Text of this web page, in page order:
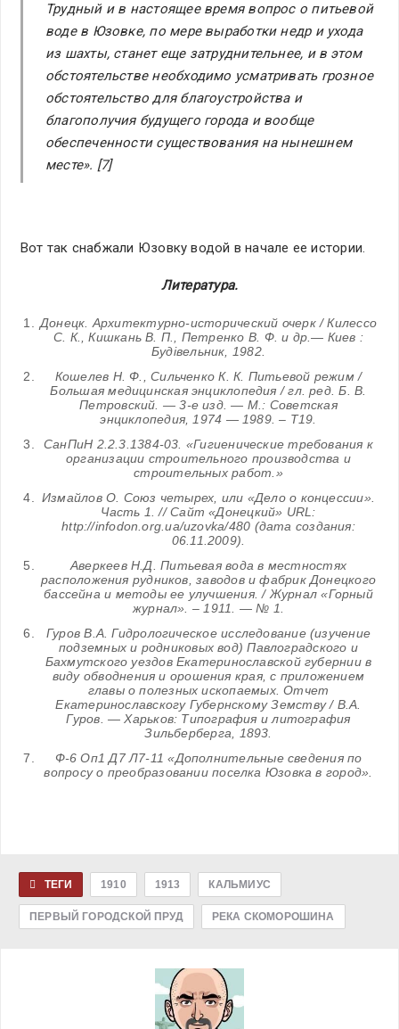
Трудный и в настоящее время вопрос о питьевой
воде в Юзовке, по мере выработки недр и ухода
из шахты, станет еще затруднительнее, и в этом
обстоятельстве необходимо усматривать грозное
обстоятельство для благоустройства и
благополучия будущего города и вообще
обеспеченности существования на нынешнем
месте». [7]
Вот так снабжали Юзовку водой в начале ее истории.
Литература.
Донецк. Архитектурно-исторический очерк / Килессо
С. К., Кишкань В. П., Петренко В. Ф. и др.— Киев :
Будівельник, 1982.
Кошелев H. Ф., Сильченко К. К. Питьевой режим /
Большая медицинская энциклопедия / гл. ред. Б. В.
Петровский. — 3-е изд. — М.: Советская
энциклопедия, 1974 — 1989. – Т19.
СанПиН 2.2.3.1384-03. «Гигиенические требования к
организации строительного производства и
строительных работ.»
Измайлов О. Союз четырех, или «Дело о концессии».
Часть 1. // Сайт «Донецкий» URL:
http://infodon.org.ua/uzovka/480 (дата создания:
06.11.2009).
Аверкеев Н.Д. Питьевая вода в местностях
расположения рудников, заводов и фабрик Донецкого
бассейна и методы ее улучшения. / Журнал «Горный
журнал». – 1911. — № 1.
Гуров В.А. Гидрологическое исследование (изучение
подземных и родниковых вод) Павлоградского и
Бахмутского уездов Екатеринославской губернии в
виду обводнения и орошения края, с приложением
главы о полезных ископаемых. Отчет
Екатеринославскогу Губернскому Земству / В.А.
Гуров. — Харьков: Типография и литография
Зильберберга, 1893.
Ф-6 Оп1 Д7 Л7-11 «Дополнительные сведения по
вопросу о преобразовании поселка Юзовка в город».
ТЕГИ 1910 1913 КАЛЬМИУС
ПЕРВЫЙ ГОРОДСКОЙ ПРУД РЕКА СКОМОРОШИНА